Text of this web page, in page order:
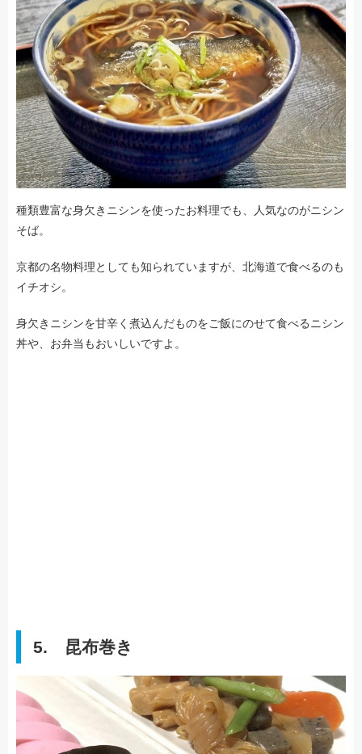
種類豊富な身欠きニシンを使ったお料理でも、人気なのがニシン
そば。
京都の名物料理としても知られていますが、北海道で食べるのも
イチオシ。
身欠きニシンを甘辛く煮込んだものをご飯にのせて食べるニシン
丼や、お弁当もおいしいですよ。
5. 昆布巻き